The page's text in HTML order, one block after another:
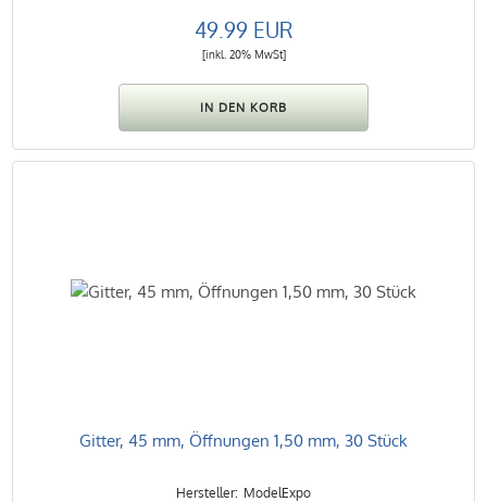
49.99 EUR
[inkl. 20% MwSt]
Gitter, 45 mm, Öffnungen 1,50 mm, 30 Stück
ModelExpo